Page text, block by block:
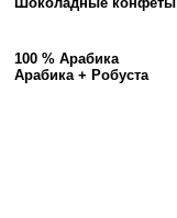
100 % Арабика
Арабика + Робуста